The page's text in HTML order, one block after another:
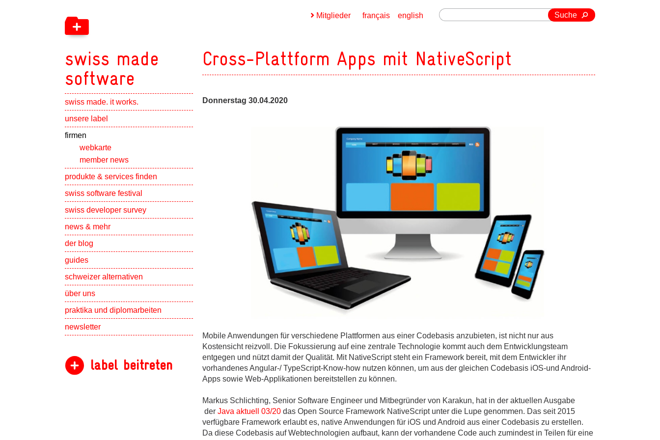
swiss made
software
swiss made. it works.
unsere label
firmen
webkarte
member news
produkte & services finden
swiss software festival
swiss developer survey
news & mehr
der blog
guides
schweizer alternativen
über uns
praktika und diplomarbeiten
newsletter
label beitreten
Suche
english
français
Mitglieder
Cross-Plattform Apps mit NativeScript
Donnerstag 30.04.2020
Mobile Anwendungen für verschiedene Plattformen aus einer Codebasis anzubieten, ist nicht nur aus
Kostensicht reizvoll. Die Fokussierung auf eine zentrale Technologie kommt auch dem Entwicklungsteam
entgegen und nützt damit der Qualität. Mit NativeScript steht ein Framework bereit, mit dem Entwickler ihr
vorhandenes Angular-/ TypeScript-Know-how nutzen können, um aus der gleichen Codebasis iOS-und Android-
Apps sowie Web-Applikationen bereitstellen zu können.
Markus Schlichting, Senior Software Engineer und Mitbegründer von Karakun, hat in der aktuellen Ausgabe
der Java aktuell 03/20 das Open Source Framework NativeScript unter die Lupe genommen. Das seit 2015
verfügbare Framework erlaubt es, native Anwendungen für iOS und Android aus einer Codebasis zu erstellen.
Da diese Codebasis auf Webtechnologien aufbaut, kann der vorhandene Code auch zumindest in Teilen für eine